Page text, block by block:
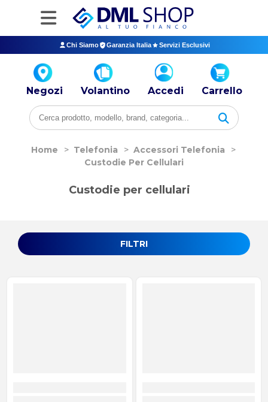
Chi Siamo Garanzia Italia Servizi Esclusivi
Negozi Volantino Accedi Carrello
Home > Telefonia > Accessori Telefonia
>
Custodie Per Cellulari
FILTRI
Custodie per cellulari